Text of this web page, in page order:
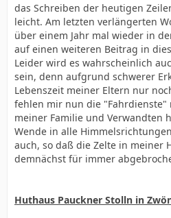
das Schreiben der heutigen
leicht. Am letzten verlängerten
über einem Jahr mal wieder in
auf einen weiteren Beitrag in
Leider wird es wahrscheinlich
sein, denn aufgrund schwerer
Lebenszeit meiner Eltern nur
fehlen mir nun die "Fahrdienste"
meiner Familie und Verwandten
Wende in alle
auch, so daß die Zelte in meiner
demnächst für immer
Huthaus Pauckner Stolln in